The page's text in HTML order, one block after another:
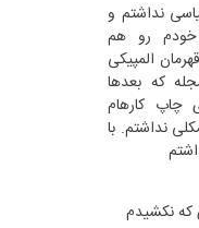
نداشتم و
رو هم
المپیکی
که بعدها
چاپ کارهام
نداشتم. با
که نکشیدم